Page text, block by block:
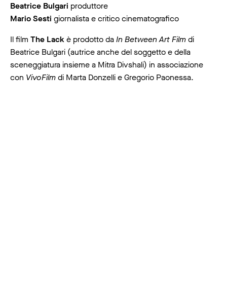
Beatrice Bulgari produttore
Mario Sesti giornalista e critico cinematografico
Il film The Lackè prodotto daIn Between Art Filmdi
Beatrice Bulgari (autrice anche del soggetto e della
sceneggiatura insieme a Mitra Divshali) in associazione
con VivoFilmdi Marta Donzelli e Gregorio Paonessa.